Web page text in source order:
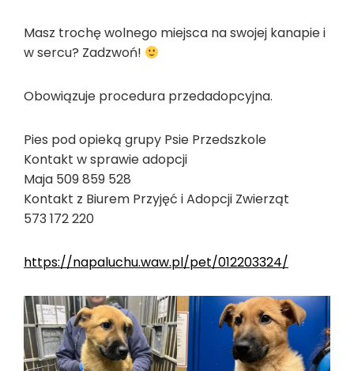
Masz trochę wolnego miejsca na swojej kanapie i
w sercu? Zadzwoń!
Obowiązuje procedura przedadopcyjna.
Pies pod opieką grupy Psie Przedszkole
Kontakt w sprawie adopcji
Maja 509 859 528
Kontakt z Biurem Przyjęć i Adopcji Zwierząt
573 172 220
https://napaluchu.waw.pl/pet/012203324/